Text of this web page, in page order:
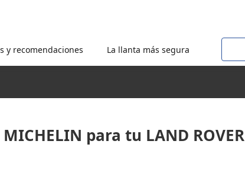
y recomendaciones La llanta más segura
para tu LAND ROVER